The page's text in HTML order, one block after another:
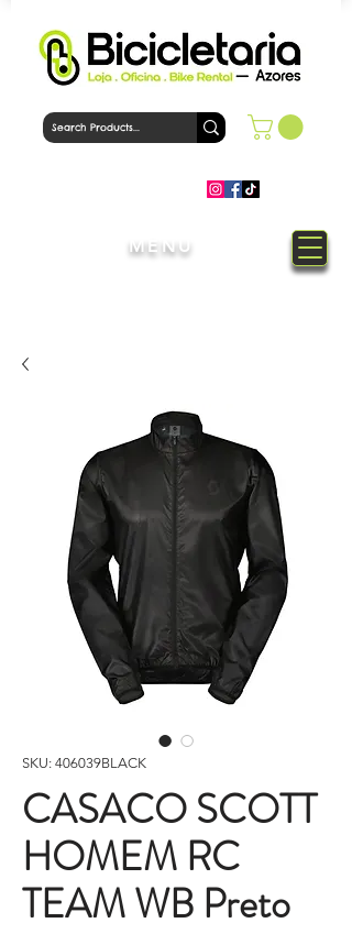
MENU
SKU: 406039BLACK
CASACO SCOTT
HOMEM RC
TEAM WB Preto